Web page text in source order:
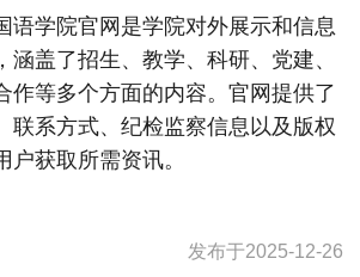
语学院官网是学院对外展示和信息
涵盖了招生、教学、科研、党建、
作等多个方面的内容。官网提供了
联系方式、纪检监察信息以及版权
获取所需资讯。
发布于2025-12-26